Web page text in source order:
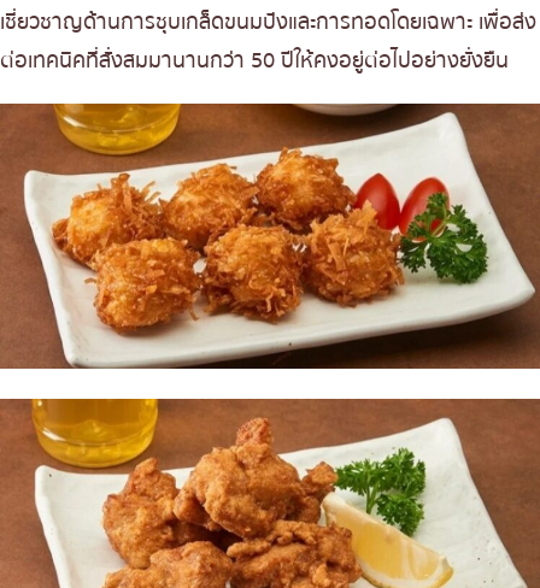
เชี่ยวชาญด้านการชุบเกล็ดขนมปังและการทอดโดยเฉพาะ เพื่อส่ง
ต่อเทคนิคที่สั่งสมมานานกว่า 50 ปีให้คงอยู่ต่อไปอย่างยั่งยืน